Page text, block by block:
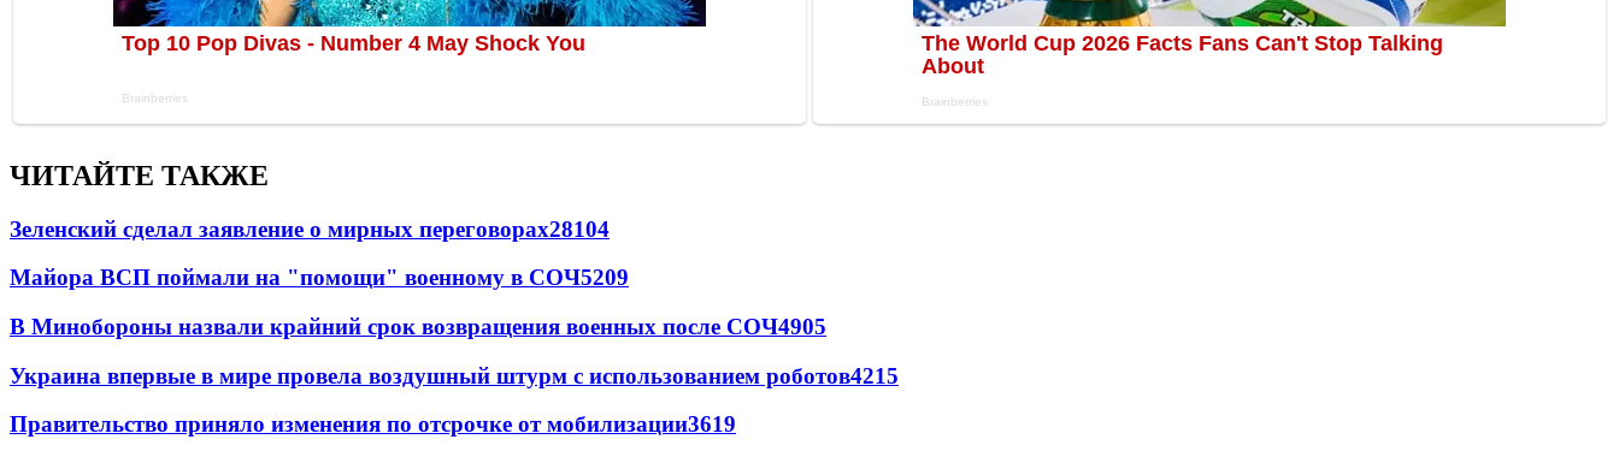
ЧИТАЙТЕ ТАКЖЕ
Зеленский сделал заявление о мирных переговорах28104
Майора ВСП поймали на "помощи" военному в СОЧ5209
В Минобороны назвали крайний срок возвращения военных после СОЧ4905
Украина впервые в мире провела воздушный штурм с использованием роботов4215
Правительство приняло изменения по отсрочке от мобилизации3619